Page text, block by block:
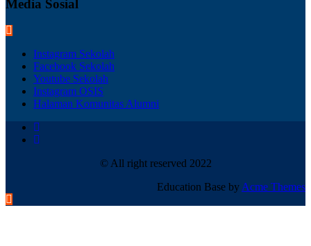
Media Sosial
Instagram Sekolah
Facebook Sekolah
Youtube Sekolah
Instagram OSIS
Halaman Komunitas Alumni
© All right reserved 2022
Education Base by Acme Themes